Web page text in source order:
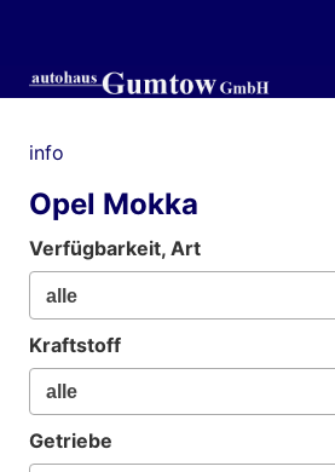
info
Opel Mokka
Verfügbarkeit, Art
Kraftstoff
Getriebe